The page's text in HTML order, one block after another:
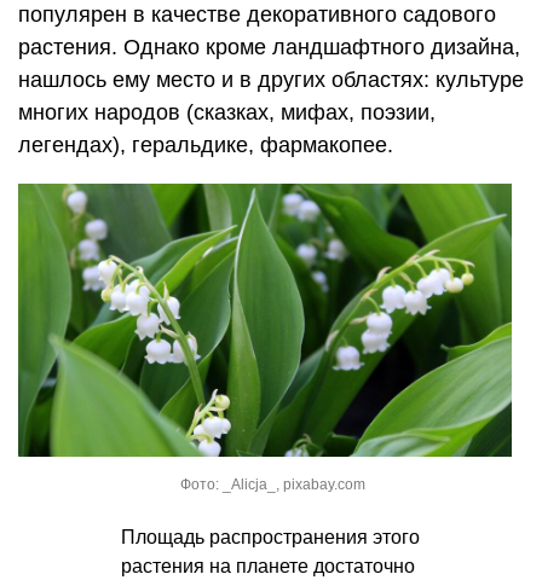
популярен в качестве декоративного садового
растения. Однако кроме ландшафтного дизайна,
нашлось ему место и в других областях: культуре
многих народов (сказках, мифах, поэзии,
легендах), геральдике, фармакопее.
Фото: _Alicja_, pixabay.com
Площадь распространения этого
растения на планете достаточно